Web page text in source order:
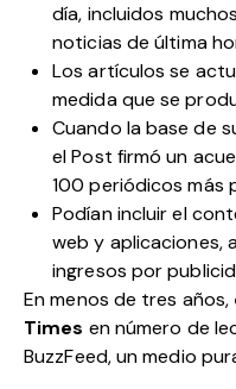
día, incluidos
noticias de última
Los artículos se
medida que se
Cuando la base de
el Post firmó un
100 periódicos más
Podían incluir el
web y aplicaciones,
ingresos por
En menos de tres años,
Times en número de
BuzzFeed, un medio